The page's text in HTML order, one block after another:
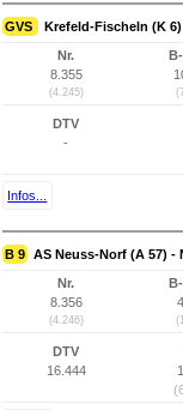
GVS Krefeld-Fischeln (K
Nr.
8.355
(4.245)
DTV
-
Infos...
B 9 AS Neuss-Norf (A 57) -
Nr.
8.356
(4.246)
DTV
16.444